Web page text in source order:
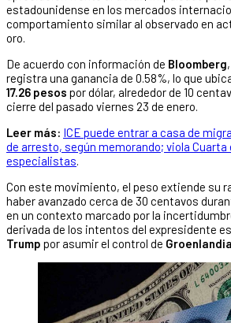
estadounidense en los mercados
comportamiento similar al observado en
oro.
De acuerdo con información de Bloomberg
registra una ganancia de 0.58%, lo que
17.26 pesos por dólar, alrededor de 10
cierre del pasado viernes 23 de enero.
Leer más: ICE puede entrar a casa de
de arresto, según memorando; viola
especialistas.
Con este movimiento, el peso extiende su
haber avanzado cerca de 30 centavos
en un contexto marcado por la
derivada de los intentos del expresidente
Trump por asumir el control de Groenlandia